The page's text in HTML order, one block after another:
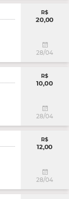
R$
20,00
28/04
R$
10,00
28/04
R$
12,00
28/04